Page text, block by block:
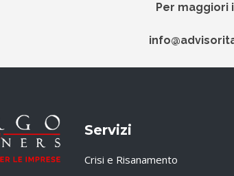
Per
Servizi
Crisi e Risanamento